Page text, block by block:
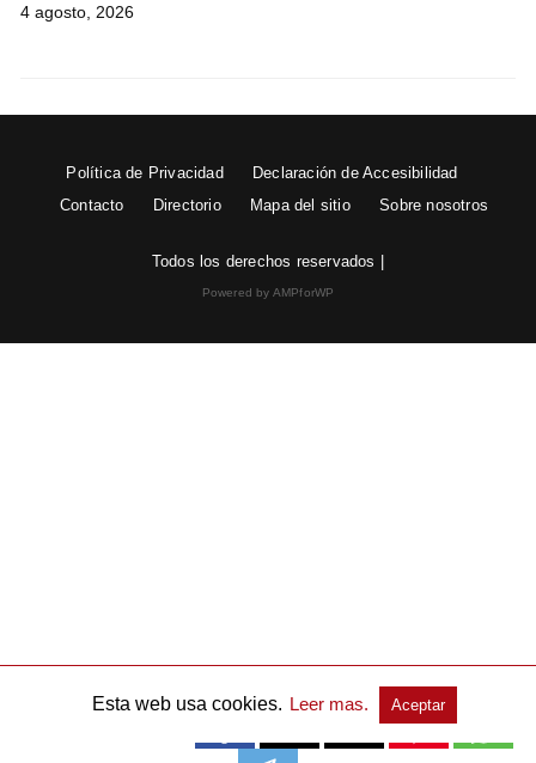
4 agosto, 2026
Política de Privacidad
Declaración de Accesibilidad
Contacto
Directorio Mapa del sitio Sobre nosotros
Todos los derechos reservados |
Powered by AMPforWP
Esta web usa cookies. Leer mas. Aceptar